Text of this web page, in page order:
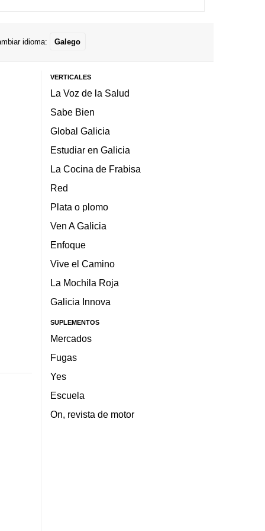
idioma: Galego
VERTICALES
La Voz de la Salud
Sabe Bien
Global Galicia
Estudiar en Galicia
La Cocina de Frabisa
Red
Plata o plomo
Ven A Galicia
Enfoque
Vive el Camino
La Mochila Roja
Galicia Innova
SUPLEMENTOS
Mercados
Fugas
Yes
Escuela
On, revista de motor